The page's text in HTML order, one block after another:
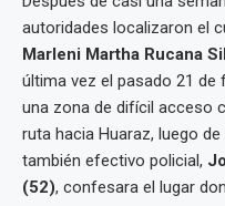
autoridades localizaron el
Marleni Martha Rucana
última vez el pasado 21 de
una zona de difícil acceso
ruta hacia Huaraz, luego
también efectivo policial,
(52), confesara el lugar